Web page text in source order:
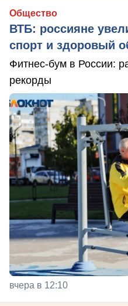
Общество
ВТБ: россияне
спорт и здоровый
Фитнес-бум в России:
рекорды
вчера в 12:10